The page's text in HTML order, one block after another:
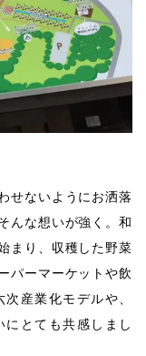
せないようにお洒落
んな想いが強く。和
まり、収穫した野菜
パーマーケットや飲
産業化モデルや、
にとても共感しまし